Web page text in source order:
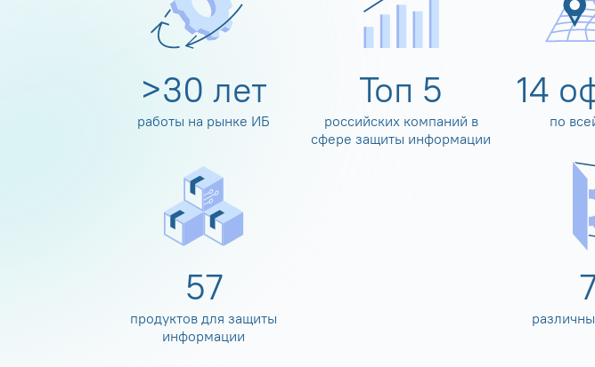
>30 лет
работы на рынке ИБ
Топ 5
российских компаний в
сфере защиты информации
14
по
60
продуктов для защиты
информации